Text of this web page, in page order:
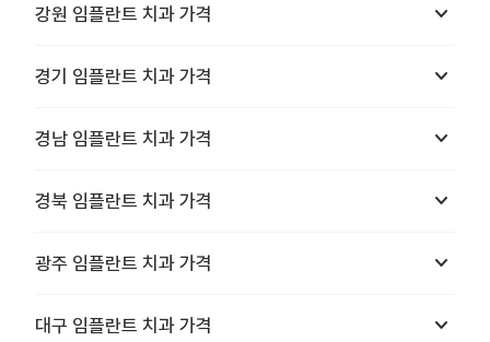
강원 임플란트 치과 가격 keyboard_arrow_down
경기 임플란트 치과 가격 keyboard_arrow_down
경남 임플란트 치과 가격 keyboard_arrow_down
경북 임플란트 치과 가격 keyboard_arrow_down
광주 임플란트 치과 가격 keyboard_arrow_down
대구 임플란트 치과 가격 keyboard_arrow_down